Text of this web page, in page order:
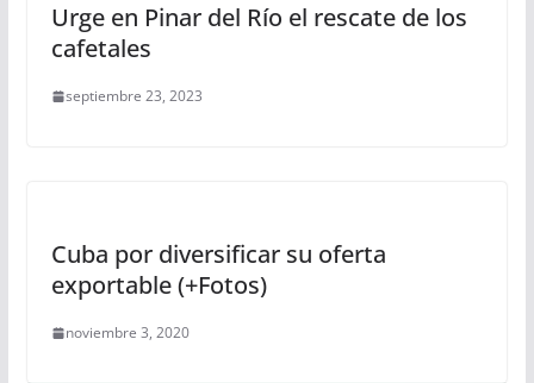
Urge en Pinar del Río el rescate de los
cafetales
septiembre 23, 2023
Cuba por diversificar su oferta
exportable (+Fotos)
noviembre 3, 2020